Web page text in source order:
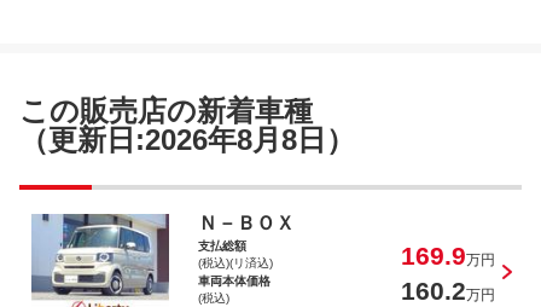
ワゴンＲ ＦＸ
この販売店の新着車種
（更新日:2026年8月8日）
Ｎ－ＢＯＸ
支払総額
(税込)(リ済込)
169.9万円
車両本体価格
(税込)
160.2万円